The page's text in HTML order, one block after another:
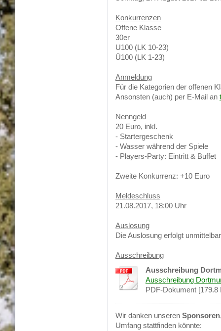
Konkurrenzen
Offene Klasse
30er
U100 (LK 10-23)
Ü100 (LK 1-23)
Anmeldung
Für die Kategorien der offenen
Ansonsten (auch) per E-Mail an
Nenngeld
20 Euro, inkl.
- Startergeschenk
- Wasser während der Spiele
- Players-Party: Eintritt & Buffet
Zweite Konkurrenz: +10 Euro
Meldeschluss
21.08.2017, 18:00 Uhr
Auslosung
Die Auslosung erfolgt
Ausschreibung
Ausschreibung
Ausschreibung
PDF-Dokument [179.8
Wir danken unseren Sponsoren
Umfang stattfinden könnte: